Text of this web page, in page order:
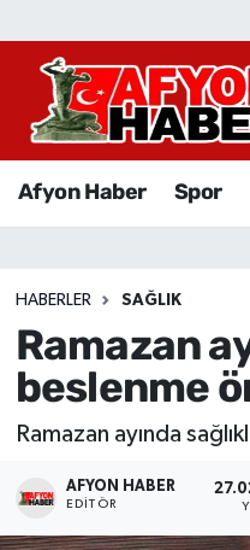
Afyon Haber Spor
HABERLER SAĞLIK
Ramazan
beslenme
Ramazan ayında
AFYON HABER
EDITÖR
Afyon Haber
Sağlık
Eğitim